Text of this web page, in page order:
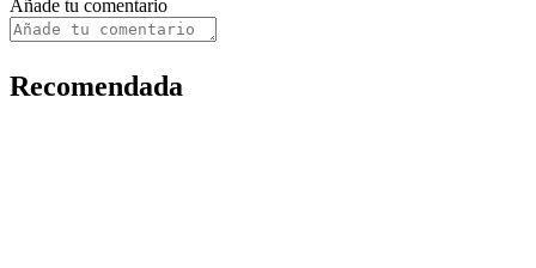
Añade tu comentario
Recomendada